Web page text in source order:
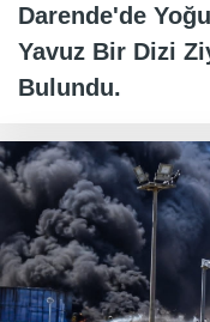
Darende'de
Yavuz Bir Dizi
Bulundu.